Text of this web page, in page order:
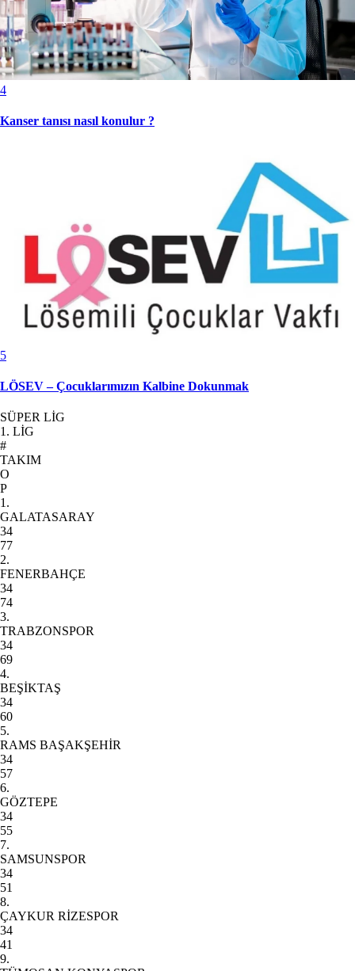
4
Kanser tanısı nasıl konulur ?
5
LÖSEV – Çocuklarımızın Kalbine Dokunmak
SÜPER LİG
1. LİG
#
TAKIM
O
P
1.
GALATASARAY
34
77
2.
FENERBAHÇE
34
74
3.
TRABZONSPOR
34
69
4.
BEŞİKTAŞ
34
60
5.
RAMS BAŞAKŞEHİR
34
57
6.
GÖZTEPE
34
55
7.
SAMSUNSPOR
34
51
8.
ÇAYKUR RİZESPOR
34
41
9.